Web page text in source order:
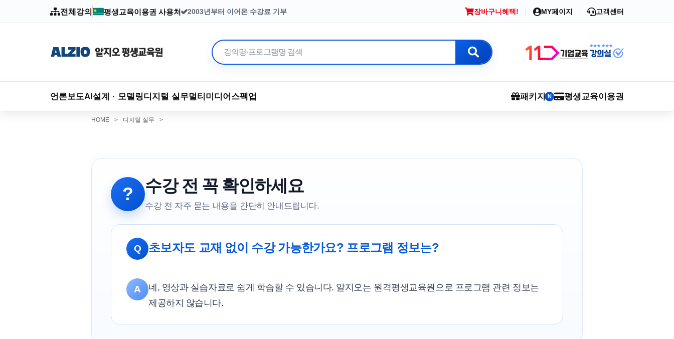
전체강의 평생교육이용권 사용처
2003년부터 이어온 수강료 기부
장바구니혜택! MY페이지 고객센터
언론보도AI설계 · 모델링디지털 실무멀티미디어 스펙업 패키지 N 평생교육이용권
HOME > 디지털 실무 >
? 수강 전 꼭 확인하세요
수강 전 자주 묻는 내용을 간단히 안내드립니다.
Q 초보자도 교재 없이 수강 가능한가요? 프로그램 정보는?
A
네, 영상과 실습자료로 쉽게 학습할 수 있습니다. 알지오는 원격평생교육원으로 프로그램 관련 정보는
제공하지 않습니다.